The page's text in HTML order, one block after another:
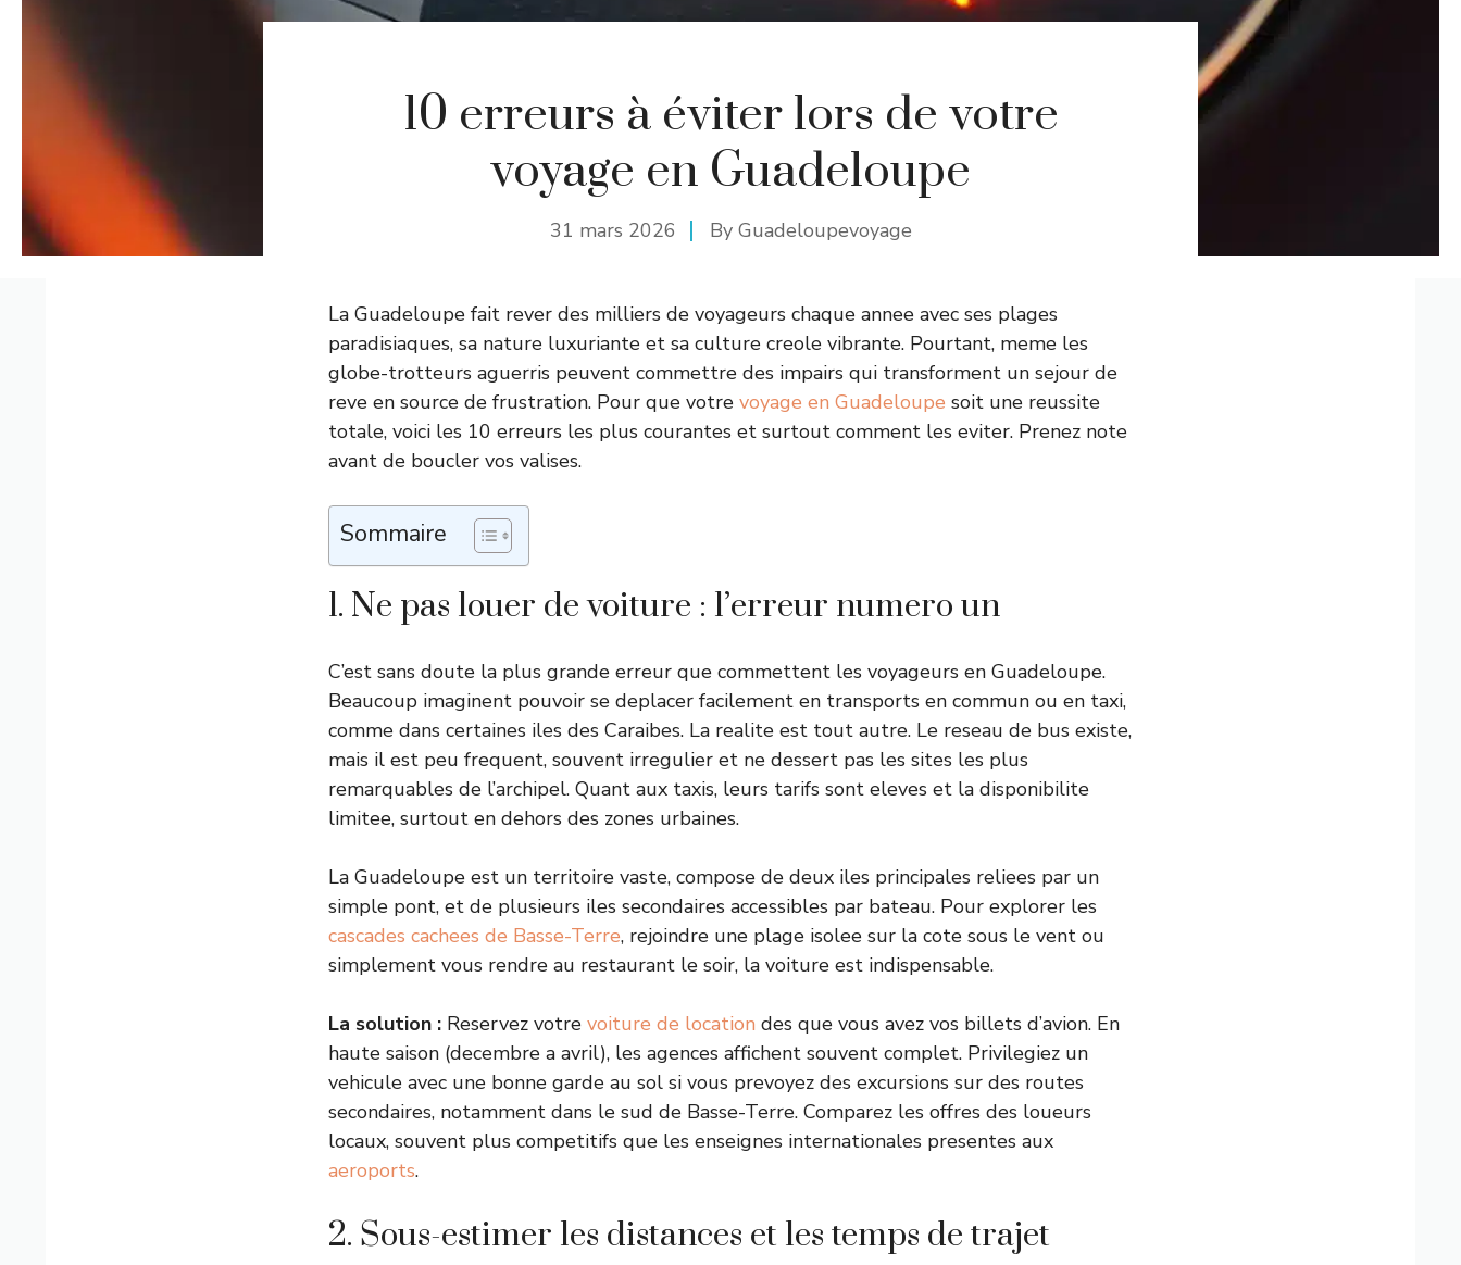
10 erreurs à éviter lors de votre
voyage en Guadeloupe
31 mars 2026 By Guadeloupevoyage
La Guadeloupe fait rever des milliers de voyageurs chaque annee avec ses plages
paradisiaques, sa nature luxuriante et sa culture creole vibrante. Pourtant, meme les
globe-trotteurs aguerris peuvent commettre des impairs qui transforment un sejour de
reve en source de frustration. Pour que votre voyage en Guadeloupe soit une reussite
totale, voici les 10 erreurs les plus courantes et surtout comment les eviter. Prenez note
avant de boucler vos valises.
Sommaire
1. Ne pas louer de voiture : l’erreur numero un
C’est sans doute la plus grande erreur que commettent les voyageurs en Guadeloupe.
Beaucoup imaginent pouvoir se deplacer facilement en transports en commun ou en taxi,
comme dans certaines iles des Caraibes. La realite est tout autre. Le reseau de bus existe,
mais il est peu frequent, souvent irregulier et ne dessert pas les sites les plus
remarquables de l’archipel. Quant aux taxis, leurs tarifs sont eleves et la disponibilite
limitee, surtout en dehors des zones urbaines.
La Guadeloupe est un territoire vaste, compose de deux iles principales reliees par un
simple pont, et de plusieurs iles secondaires accessibles par bateau. Pour explorer les
cascades cachees de Basse-Terre, rejoindre une plage isolee sur la cote sous le vent ou
simplement vous rendre au restaurant le soir, la voiture est indispensable.
La solution : Reservez votre voiture de location des que vous avez vos billets d’avion. En
haute saison (decembre a avril), les agences affichent souvent complet. Privilegiez un
vehicule avec une bonne garde au sol si vous prevoyez des excursions sur des routes
secondaires, notamment dans le sud de Basse-Terre. Comparez les offres des loueurs
locaux, souvent plus competitifs que les enseignes internationales presentes aux
aeroports.
2. Sous-estimer les distances et les temps de trajet